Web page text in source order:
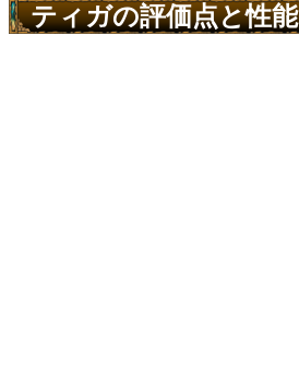
ティガの評価点と性能